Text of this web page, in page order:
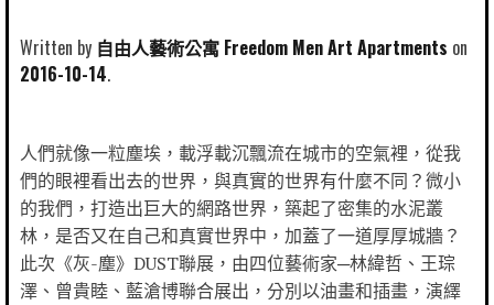
Written by 自由人藝術公寓 Freedom Men Art Apartments
2016-10-14
人們就像一粒塵埃，載浮載沉飄流在城市的空氣裡，從我
們的眼裡看出去的世界，與真實的世界有什麼不同？微小
的我們，打造出巨大的網路世界，築起了密集的水泥叢
林，是否又在自己和真實世界中，加蓋了一道厚厚城牆？
此次《灰-塵》DUST聯展，由四位藝術家─林緯哲、王琮
澤、曾貴睦、藍滄博聯合展出，分別以油畫和插畫，演繹